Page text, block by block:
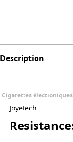
Description
Cigarettes électroniques
Joyetech